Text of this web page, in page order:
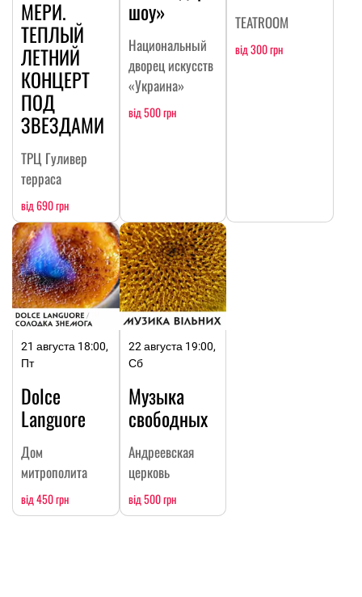
МЕРИ.
ТЕПЛЫЙ
ЛЕТНИЙ
КОНЦЕРТ
ПОД
ЗВЕЗДАМИ
ТРЦ Гуливер
терраса
від 690 грн
шоу»
Национальный
дворец искусств
«Украина»
від 500 грн
TEATROOM
від 300 грн
21 августа 18:00,
Пт
Dolce
Languore
Дом
митрополита
від 450 грн
22 августа 19:00,
Сб
Музыка
свободных
Андреевская
церковь
від 500 грн